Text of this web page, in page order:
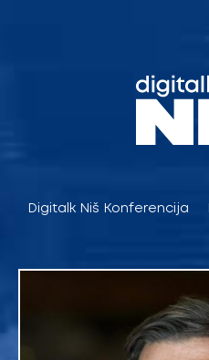
Digitalk Niš Konferencija